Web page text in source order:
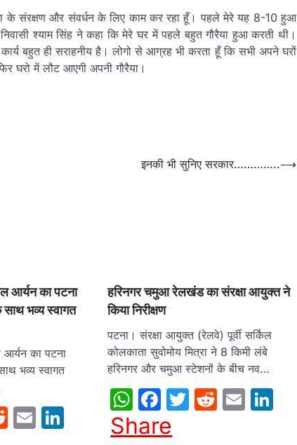
के संरक्षण और संवर्धन के लिए काम कर रहा हूँ। पहले मेरे यह 8-10 हुआ
श्याम सिंह ने कहा कि मेरे घर में पहले बहुत गौरैया हुआ करती थी।
बहुत ही सराहनीय है। लोगो से आग्रह भी करता हूँ कि सभी अपने घरों
घरो में लौट आएगी अपनी गौरैया।
इनकी भी सुनिए सरकार…………..⟶
आर्यन का पटना
साथ भव्य स्वागत
आर्यन का पटना
भव्य स्वागत
Reddit
EmailLinkedIn
हरिनगर चमुआ रेलखंड का संरक्षा आयुक्त ने
किया निरीक्षण
पटना। संरक्षा आयुक्त (रेलवे) पूर्वी सर्किल
कोलकाता सुवोमोय मित्रा ने 8 किमी लंबे
हरिनगर और चमुआ स्टेशनों के बीच नव…
WhatsApp
Facebook
Twitter
Reddit
Email
Share